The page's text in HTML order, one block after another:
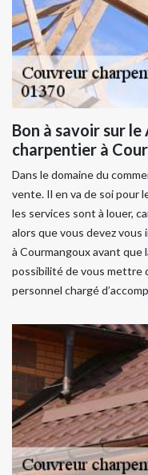
Bon à savoir sur
charpentier à
Dans le domaine du
vente. Il en va de soi pour
les services sont à louer,
alors que vous devez
à Courmangoux avant que
possibilité de vous mettre
personnel chargé